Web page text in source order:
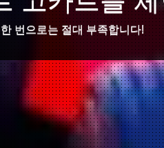
번으로는 절대 부족합니다!